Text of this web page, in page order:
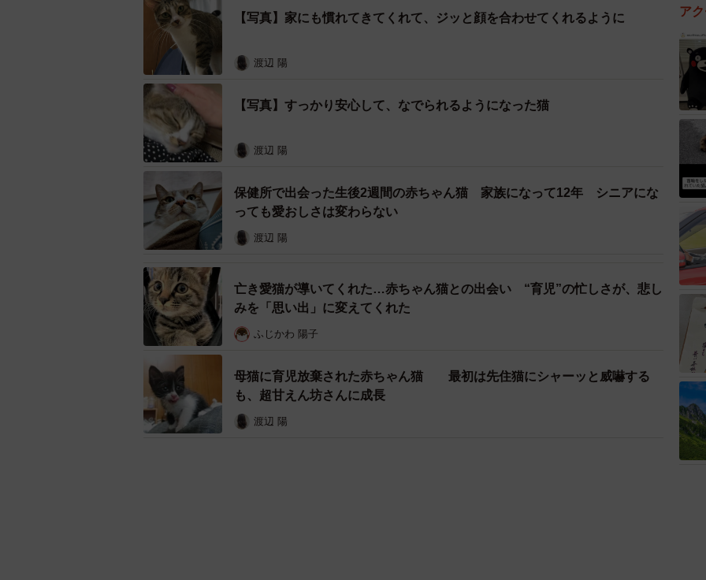
【写真】家にも慣れてきてくれて、ジッと顔を合わせてくれるように
渡辺 陽
【写真】すっかり安心して、なでられるようになった猫
渡辺 陽
保健所で出会った生後2週間の赤ちゃん猫 家族になって12年 シニアにな
っても愛おしさは変わらない
渡辺 陽
亡き愛猫が導いてくれた…赤ちゃん猫との出会い “育児”の忙しさが、悲し
みを「思い出」に変えてくれた
ふじかわ 陽子
母猫に育児放棄された赤ちゃん猫 最初は先住猫にシャーッと威嚇する
も、超甘えん坊さんに成長
渡辺 陽
ア